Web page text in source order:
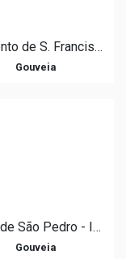
Convento de S. Francisco
Gouveia
Igreja de São Pedro - Igreja Matriz de Gouveia
Gouveia